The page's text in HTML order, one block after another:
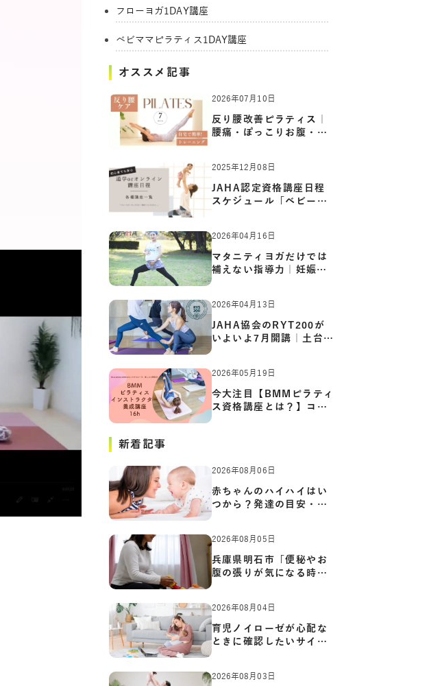
フローヨガ1DAY講座
ベビママピラティス1DAY講座
オススメ記事
2026年07月10日
反り腰改善ピラティス｜
腰痛・ぽっこりお腹・姿
2025年12月08日
JAHA認定資格講座日程
スケジュール「ベビーヨ
2026年04月16日
マタニティヨガだけでは
補えない指導力｜妊娠期
の体…
2026年04月13日
JAHA協会のRYT200が
いよいよ7月開講｜土台か
ら応用ま…
2026年05月19日
今大注目【BMMピラティ
ス資格講座とは？】コア
からカ…
新着記事
2026年08月06日
赤ちゃんのハイハイはい
つから？発達の目安・練
習方…
2026年08月05日
兵庫県明石市「便秘やお
腹の張りが気になる時に
知っ…
2026年08月04日
育児ノイローゼが心配な
ときに確認したいサイン
と心…
2026年08月03日